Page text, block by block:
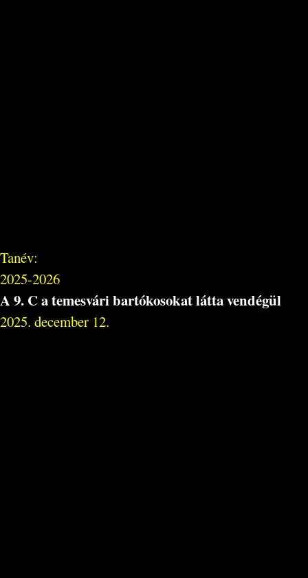
Tanév:
2025-2026
A 9. C a temesvári bartókosokat látta vendégül
2025. december 12.